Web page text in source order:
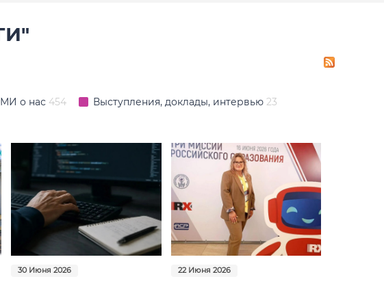
о нас 454 Выступления, доклады, интервью 23
30 Июня 2026 22 Июня 2026